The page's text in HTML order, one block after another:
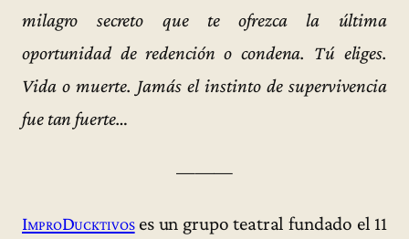
milagro secreto que te ofrezca la última
oportunidad de redención o condena. Tú eliges.
Vida o muerte. Jamás el instinto de supervivencia
fue tan fuerte…
———
ImproDucktivoses un grupo teatral fundado el 11